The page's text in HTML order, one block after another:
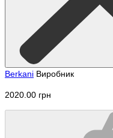
Berkani Виробник
2020.00 грн